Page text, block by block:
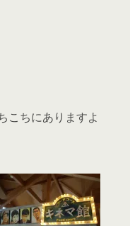
こちにありますよ